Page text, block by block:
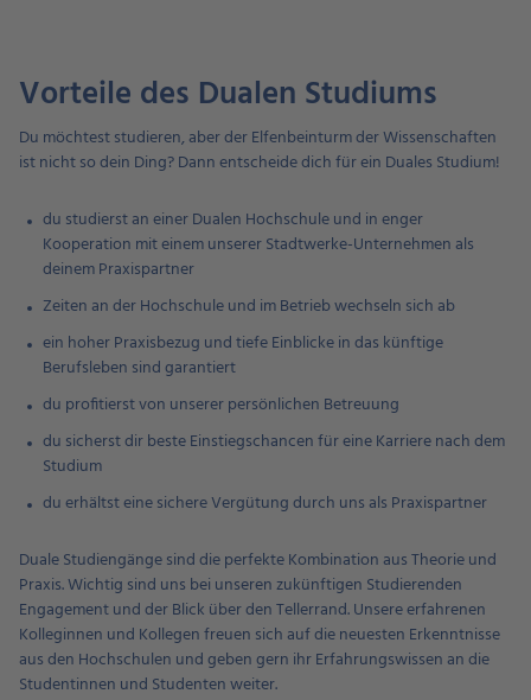
Vorteile des Dualen Studiums
Du möchtest studieren, aber der Elfenbeinturm der Wissenschaften
ist nicht so dein Ding? Dann entscheide dich für ein Duales Studium!
du studierst an einer Dualen Hochschule und in enger
Kooperation mit einem unserer Stadtwerke-Unternehmen als
deinem Praxispartner
Zeiten an der Hochschule und im Betrieb wechseln sich ab
ein hoher Praxisbezug und tiefe Einblicke in das künftige
Berufsleben sind garantiert
du profitierst von unserer persönlichen Betreuung
du sicherst dir beste Einstiegschancen für eine Karriere nach dem
Studium
du erhältst eine sichere Vergütung durch uns als Praxispartner
Duale Studiengänge sind die perfekte Kombination aus Theorie und
Praxis. Wichtig sind uns bei unseren zukünftigen Studierenden
Engagement und der Blick über den Tellerrand. Unsere erfahrenen
Kolleginnen und Kollegen freuen sich auf die neuesten Erkenntnisse
aus den Hochschulen und geben gern ihr Erfahrungswissen an die
Studentinnen und Studenten weiter.